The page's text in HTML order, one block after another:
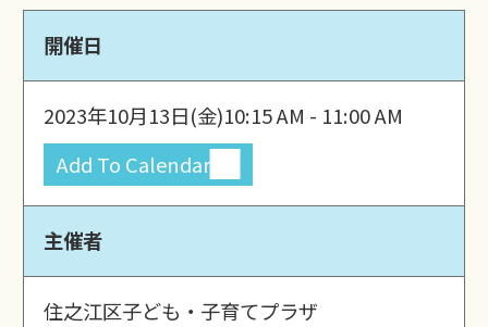
開催日
2023年10月13日(金)10:15 AM - 11:00 AM
Add To Calendar
主催者
住之江区子ども・子育てプラザ